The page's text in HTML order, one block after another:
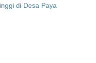
di Desa Paya